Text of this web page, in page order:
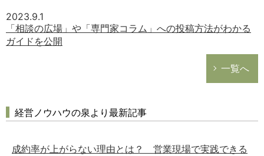
2023.9.1
「相談の広場」や「専門家コラム」への投稿方法がわかる
ガイドを公開
一覧へ
経営ノウハウの泉より最新記事
成約率が上がらない理由とは？ 営業現場で実践できる